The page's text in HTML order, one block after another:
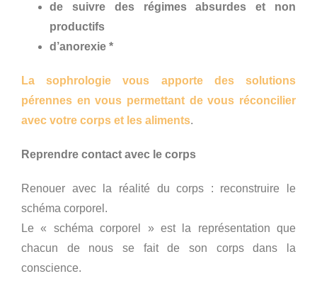
de suivre des régimes absurdes et non
productifs
d’anorexie *
La sophrologie vous apporte des solutions
pérennes en vous permettant de vous réconcilier
avec votre corps et les aliments.
Reprendre contact avec le corps
Renouer avec la réalité du corps : reconstruire le
schéma corporel.
Le « schéma corporel » est la représentation que
chacun de nous se fait de son corps dans la
conscience.